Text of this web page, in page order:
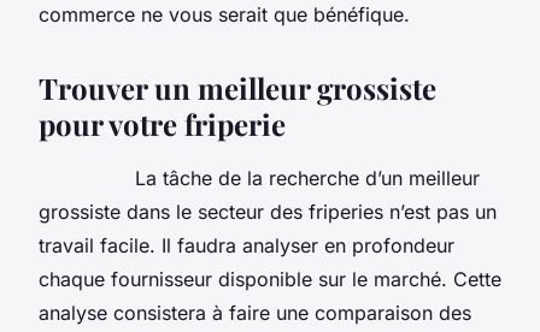
commerce ne vous serait que bénéfique.
Trouver un meilleur grossiste
pour votre friperie
La tâche de la recherche d’un meilleur
grossiste dans le secteur des friperies n’est pas un
travail facile. Il faudra analyser en profondeur
chaque fournisseur disponible sur le marché. Cette
analyse consistera à faire une comparaison des